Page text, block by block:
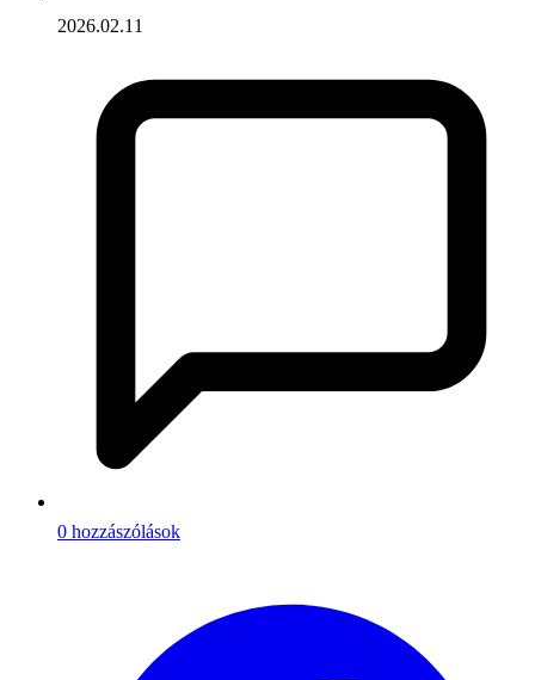
2026.02.11
0 hozzászólások